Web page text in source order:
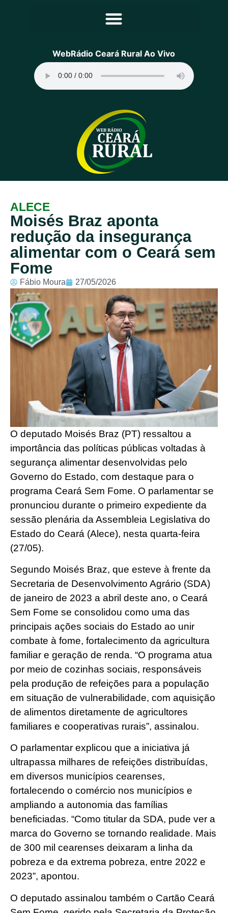
Principal
Programação
Equipe
Contato
Sobre
WebRádio Ceará Rural Ao Vivo
ALECE
Moisés Braz aponta
redução da insegurança
alimentar com o Ceará sem
Fome
Fábio Moura 27/05/2026
O deputado Moisés Braz (PT) ressaltou a
importância das políticas públicas voltadas à
segurança alimentar desenvolvidas pelo
Governo do Estado, com destaque para o
programa Ceará Sem Fome. O parlamentar se
pronunciou durante o primeiro expediente da
sessão plenária da Assembleia Legislativa do
Estado do Ceará (Alece), nesta quarta-feira
(27/05).
Segundo Moisés Braz, que esteve à frente da
Secretaria de Desenvolvimento Agrário (SDA)
de janeiro de 2023 a abril deste ano, o Ceará
Sem Fome se consolidou como uma das
principais ações sociais do Estado ao unir
combate à fome, fortalecimento da agricultura
familiar e geração de renda. “O programa atua
por meio de cozinhas sociais, responsáveis
pela produção de refeições para a população
em situação de vulnerabilidade, com aquisição
de alimentos diretamente de agricultores
familiares e cooperativas rurais”, assinalou.
O parlamentar explicou que a iniciativa já
ultrapassa milhares de refeições distribuídas,
em diversos municípios cearenses,
fortalecendo o comércio nos municípios e
ampliando a autonomia das famílias
beneficiadas. “Como titular da SDA, pude ver a
marca do Governo se tornando realidade. Mais
de 300 mil cearenses deixaram a linha da
pobreza e da extrema pobreza, entre 2022 e
2023”, apontou.
O deputado assinalou também o Cartão Ceará